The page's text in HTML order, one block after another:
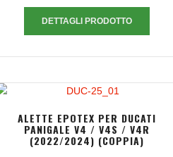
DETTAGLI PRODOTTO
ALETTE EPOTEX PER DUCATI
PANIGALE V4 / V4S / V4R
(2022/2024) (COPPIA)